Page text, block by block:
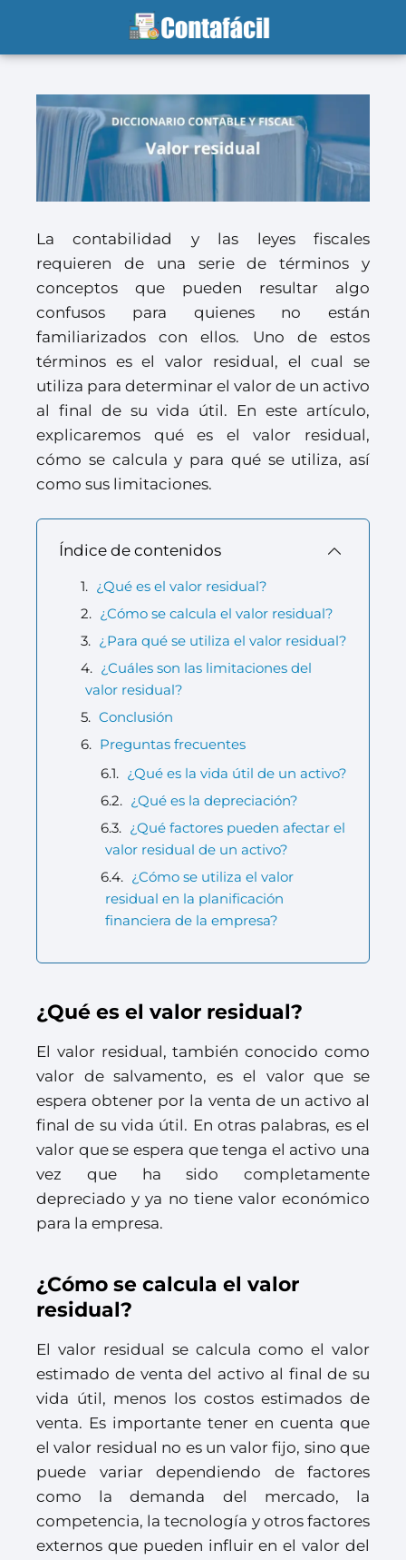
La contabilidad y las leyes fiscales
requieren de una serie de términos y
conceptos que pueden resultar algo
confusos para quienes no están
familiarizados con ellos. Uno de estos
términos es el valor residual, el cual se
utiliza para determinar el valor de un activo
al final de su vida útil. En este artículo,
explicaremos qué es el valor residual,
cómo se calcula y para qué se utiliza, así
como sus limitaciones.
Índice de contenidos
¿Qué es el valor residual?
¿Cómo se calcula el valor residual?
¿Para qué se utiliza el valor residual?
¿Cuáles son las limitaciones del
valor residual?
Conclusión
Preguntas frecuentes
¿Qué es la vida útil de un activo?
¿Qué es la depreciación?
¿Qué factores pueden afectar el
valor residual de un activo?
¿Cómo se utiliza el valor
residual en la planificación
financiera de la empresa?
¿Qué es el valor residual?
El valor residual, también conocido como
valor de salvamento, es el valor que se
espera obtener por la venta de un activo al
final de su vida útil. En otras palabras, es el
valor que se espera que tenga el activo una
vez que ha sido completamente
depreciado y ya no tiene valor económico
para la empresa.
¿Cómo se calcula el valor
residual?
El valor residual se calcula como el valor
estimado de venta del activo al final de su
vida útil, menos los costos estimados de
venta. Es importante tener en cuenta que
el valor residual no es un valor fijo, sino que
puede variar dependiendo de factores
como la demanda del mercado, la
competencia, la tecnología y otros factores
externos que pueden influir en el valor del